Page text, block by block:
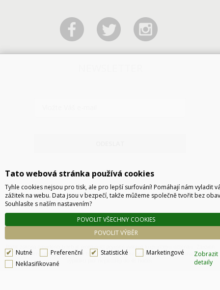
CyberSoft s.r.o.
je povinen zaevidovat přijatou tržbu u správce daně online, v případě technického
Tato webová stránka používá cookies
Tyhle cookies nejsou pro tisk, ale pro lepší surfování! Pomáhají nám vyladit
zážitek na webu. Data jsou v bezpečí, takže můžeme společně tvořit bez
Souhlasíte s naším nastavením?
POVOLIT VÝBĚR
POVOLIT VŠECHNY COOKIES
Nutné Preferenční Statistické
Marketingové
Neklasifikované
Zobrazit
detaily